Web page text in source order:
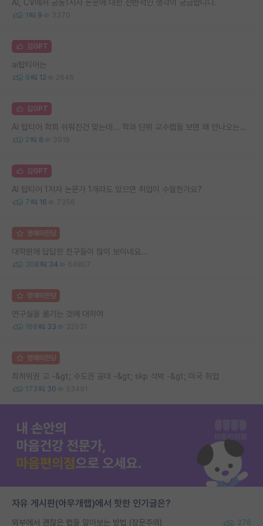
AI, CV에서 공동1저자 논문에 대한 전반적인 생각이 궁금합니다.
1 9 3370
김GPT
ai탑티어는
9 12 2646
김GPT
AI 탑티어 학회 쉬워진건 맞는데... 학과 단위 교수랩들 보면 왜 안나오는지 모르겠음..
2 8 3919
김GPT
AI 탑티어 1저자 논문가 1개라도 있으면 취업이 수월한가요?
7 16 7356
명예의전당
대학원에 답답한 친구들이 많이 보이네요...
308 34 64807
명예의전당
연구실을 옮기는 것에 대하여
168 33 32931
명예의전당
최하위권 고 -&gt; 수도권 공대 -&gt; skp 석박 -&gt; 미국 취업
173 30 53491
자유 게시판(아무개랩)에서 핫한 인기글은?
외부에서 괜찮은 랩을 알아보는 방법 (장문주의) 276